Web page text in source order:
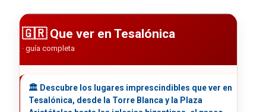
Que ver en Tesalónica